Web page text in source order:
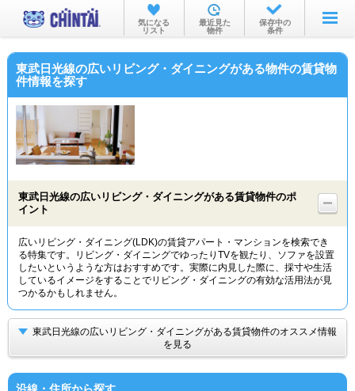
お部屋を探す
沿線・駅から
不動産会社から
気になる
リスト
最近見た
物件
保存中の
条件
東武日光線の広いリビング・ダイニングがある物件の賃貸物
件情報を探す
東武日光線の広いリビング・ダイニングがある賃貸物件のポ
イント
広いリビング・ダイニング(LDK)の賃貸アパート・マンションを検索でき
る特集です。リビング・ダイニングでゆったりTVを観たり、ソファを設置
したいというような方はおすすめです。実際に内見した際に、採寸や生活
しているイメージをすることでリビング・ダイニングの有効な活用法が見
つかるかもしれません。
東武日光線の広いリビング・ダイニングがある賃貸物件のオススメ情報
を見る